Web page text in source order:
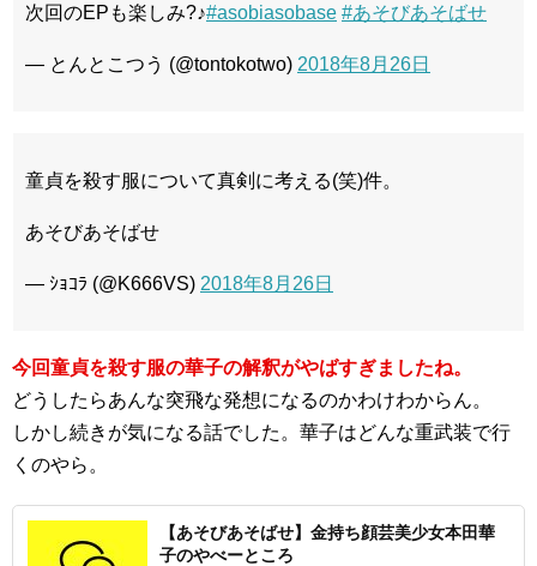
次回のEPも楽しみ?♪#asobiasobase #あそびあそばせ
— とんとこつう (@tontokotwo) 2018年8月26日
童貞を殺す服について真剣に考える(笑)件。
あそびあそばせ
— ｼｮｺﾗ (@K666VS) 2018年8月26日
今回童貞を殺す服の華子の解釈がやばすぎましたね。
どうしたらあんな突飛な発想になるのかわけわからん。
しかし続きが気になる話でした。華子はどんな重武装で行
くのやら。
【あそびあそばせ】金持ち顔芸美少女本田華
子のやべーところ